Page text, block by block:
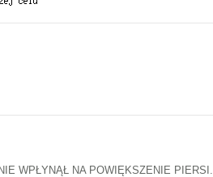
WPŁYNĄŁ NA POWIĘKSZENIE PIERSI.